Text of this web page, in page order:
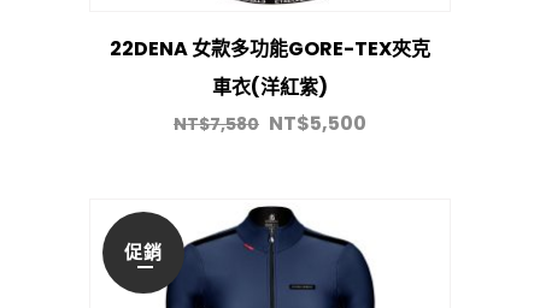
22DENA 女款多功能GORE-TEX夾克
車衣(洋紅紫)
NT$7,580 NT$5,500
促銷